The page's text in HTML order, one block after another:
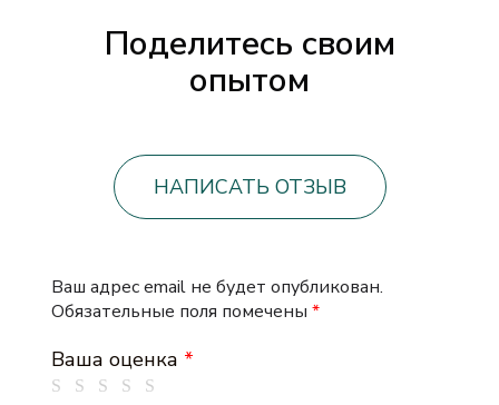
Поделитесь своим
опытом
НАПИСАТЬ ОТЗЫВ
Ваш адрес email не будет опубликован.
Обязательные поля помечены *
Ваша оценка *